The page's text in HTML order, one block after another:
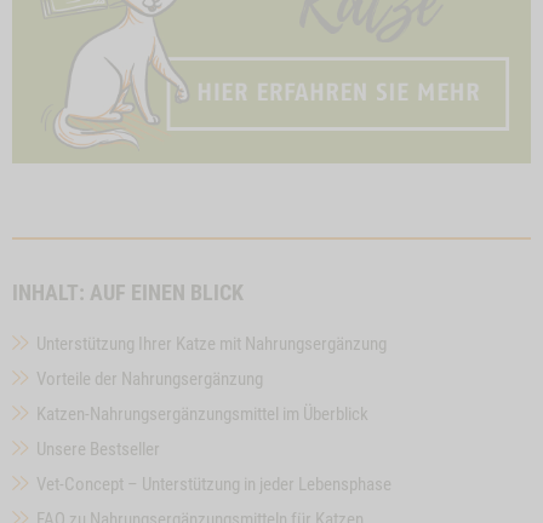
INHALT: AUF EINEN BLICK
Unterstützung Ihrer Katze mit Nahrungsergänzung
Vorteile der Nahrungsergänzung
Katzen-Nahrungsergänzungsmittel im Überblick
Unsere Bestseller
Vet-Concept – Unterstützung in jeder Lebensphase